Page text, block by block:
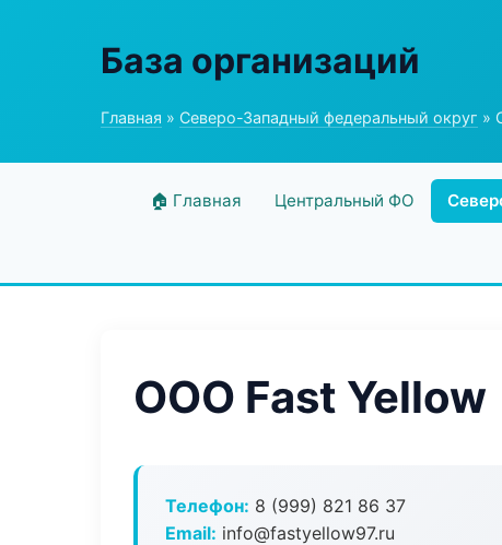
База организаций
Главная » Северо-Западный федеральный округ »
🏠 Главная Центральный ФО
ООО Fast Yellow
Телефон: 8 (999) 821 86 37
Email: info@fastyellow97.ru